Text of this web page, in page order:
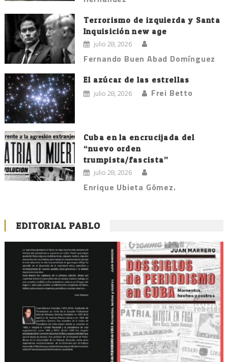
Terrorismo de izquierda y Santa
Inquisición new age
julio 28, 2026
Fernando Buen Abad Domínguez
El azúcar de las estrellas
julio 28, 2026 Frei Betto
Cuba en la encrucijada del
“nuevo orden
trumpista/fascista”
julio 28, 2026
Enrique Ubieta Gómez.
EDITORIAL PABLO